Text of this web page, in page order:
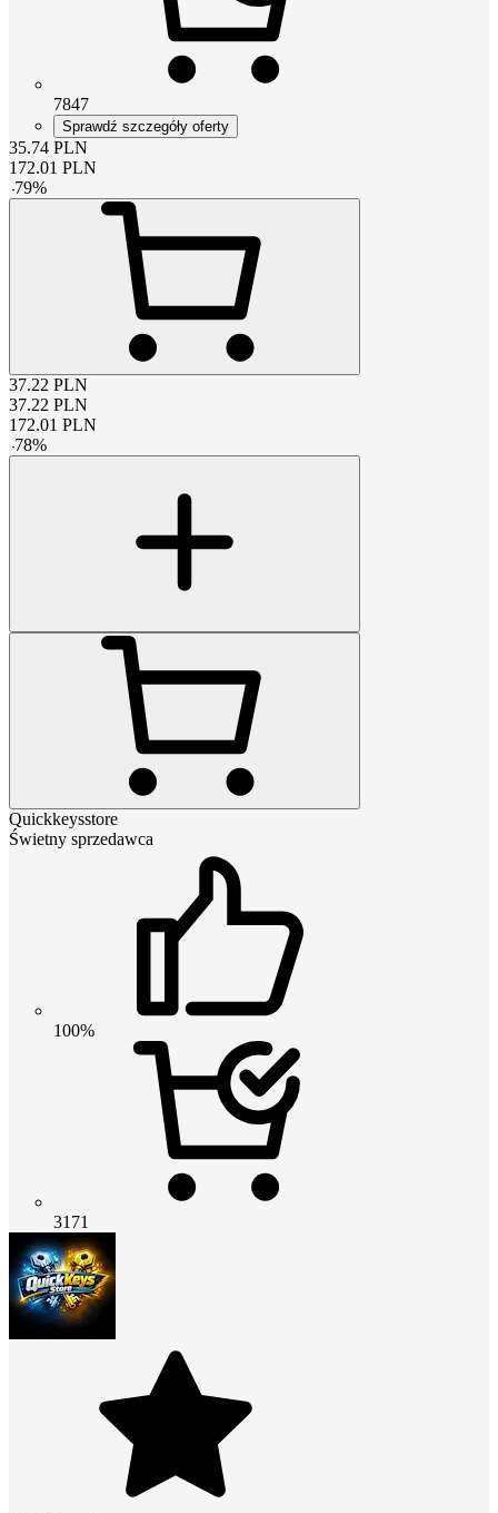
7847
Sprawdź szczegóły oferty
35.74 PLN
172.01 PLN
-79%
37.22 PLN
37.22 PLN
172.01 PLN
-78%
Quickkeysstore
Świetny sprzedawca
100%
3171